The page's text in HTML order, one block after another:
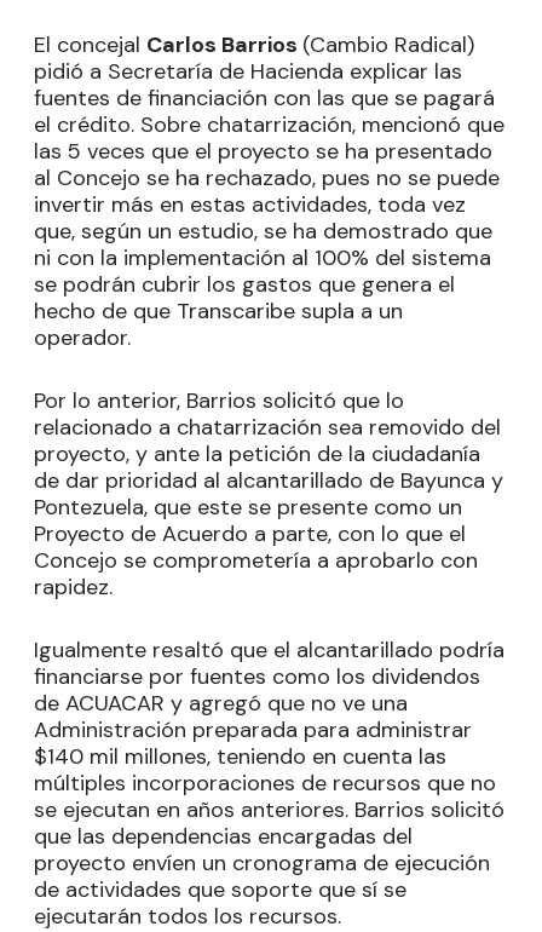
El concejal Carlos Barrios (Cambio Radical)
pidió a Secretaría de Hacienda explicar las
fuentes de financiación con las que se pagará
el crédito. Sobre chatarrización, mencionó que
las 5 veces que el proyecto se ha presentado
al Concejo se ha rechazado, pues no se puede
invertir más en estas actividades, toda vez
que, según un estudio, se ha demostrado que
ni con la implementación al 100% del sistema
se podrán cubrir los gastos que genera el
hecho de que Transcaribe supla a un
operador.
Por lo anterior, Barrios solicitó que lo
relacionado a chatarrización sea removido del
proyecto, y ante la petición de la ciudadanía
de dar prioridad al alcantarillado de Bayunca y
Pontezuela, que este se presente como un
Proyecto de Acuerdo a parte, con lo que el
Concejo se comprometería a aprobarlo con
rapidez.
Igualmente resaltó que el alcantarillado podría
financiarse por fuentes como los dividendos
de ACUACAR y agregó que no ve una
Administración preparada para administrar
$140 mil millones, teniendo en cuenta las
múltiples incorporaciones de recursos que no
se ejecutan en años anteriores. Barrios solicitó
que las dependencias encargadas del
proyecto envíen un cronograma de ejecución
de actividades que soporte que sí se
ejecutarán todos los recursos.